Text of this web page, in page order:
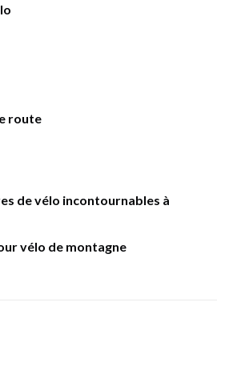
route
de vélo incontournables à
vélo de montagne